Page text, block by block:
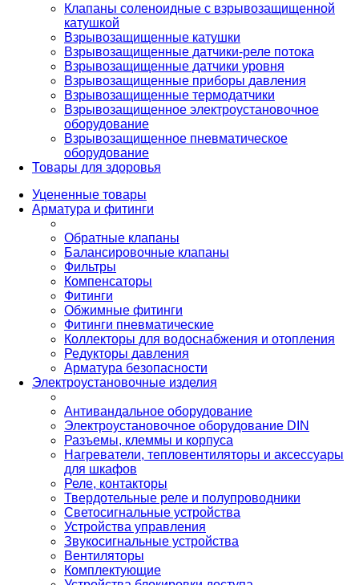
Клапаны соленоидные с взрывозащищенной
катушкой
Взрывозащищенные катушки
Взрывозащищенные датчики-реле потока
Взрывозащищенные датчики уровня
Взрывозащищенные приборы давления
Взрывозащищенные термодатчики
Взрывозащищенное электроустановочное
оборудование
Взрывозащищенное пневматическое
оборудование
Товары для здоровья
Уцененные товары
Арматура и фитинги
Обратные клапаны
Балансировочные клапаны
Фильтры
Компенсаторы
Фитинги
Обжимные фитинги
Фитинги пневматические
Коллекторы для водоснабжения и отопления
Редукторы давления
Арматура безопасности
Электроустановочные изделия
Антивандальное оборудование
Электроустановочное оборудование DIN
Разъемы, клеммы и корпуса
Нагреватели, тепловентиляторы и аксессуары
для шкафов
Реле, контакторы
Твердотельные реле и полупроводники
Светосигнальные устройства
Устройства управления
Звукосигнальные устройства
Вентиляторы
Комплектующие